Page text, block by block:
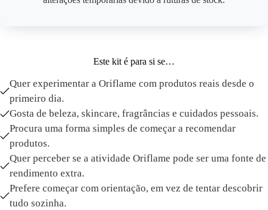
Este kit é para si se…
Quer experimentar a Oriflame com produtos reais desde o
primeiro dia.
Gosta de beleza, skincare, fragrâncias e cuidados pessoais.
Procura uma forma simples de começar a recomendar
produtos.
Quer perceber se a atividade Oriflame pode ser uma fonte de
rendimento extra.
Prefere começar com orientação, em vez de tentar descobrir
tudo sozinha.